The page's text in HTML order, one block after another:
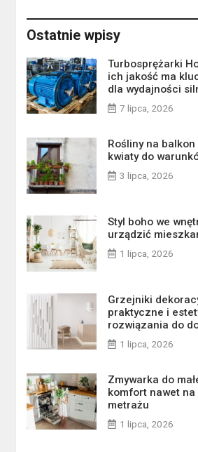
Ostatnie wpisy
Turbosprężarki
ich jakość ma
dla wydajności
7 lipca, 2026
Rośliny na
kwiaty do
3 lipca, 2026
Styl boho we
urządzić
1 lipca, 2026
Grzejniki
praktyczne i
rozwiązania do
1 lipca, 2026
Zmywarka do
komfort nawet
metrażu
1 lipca, 2026